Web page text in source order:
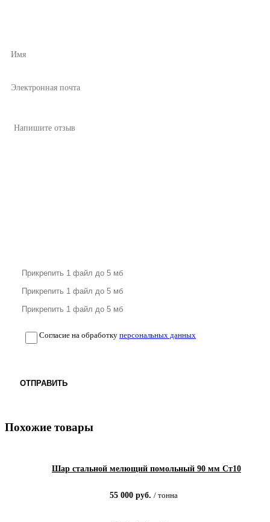
Согласие на обработку персональных данных
ОТПРАВИТЬ
Похожие товары
Шар стальной мелющий помольный 90 мм Ст10
55 000руб. / тонна